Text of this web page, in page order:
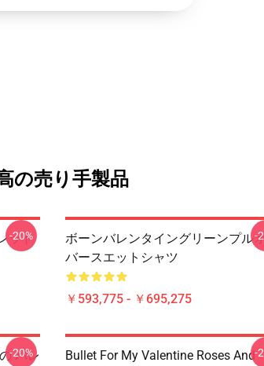
の売り手製品
ット
-20%
ボーンバレンタイングリーンプル
バースエットシャツ
￥593,775 - ￥695,275
-
バレ
-20%
Bullet For My Valentine Roses And-